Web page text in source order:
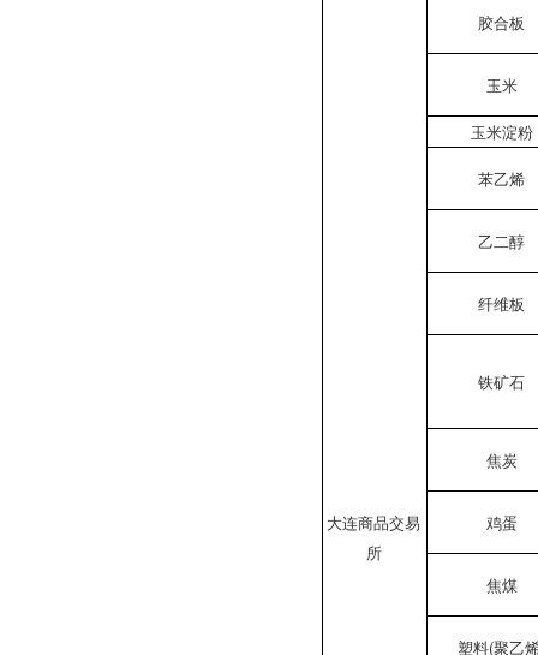
大连商品交易
所
胶合板
玉米
玉米淀粉
苯乙烯
乙二醇
纤维板
铁矿石
焦炭
鸡蛋
焦煤
塑料(聚乙